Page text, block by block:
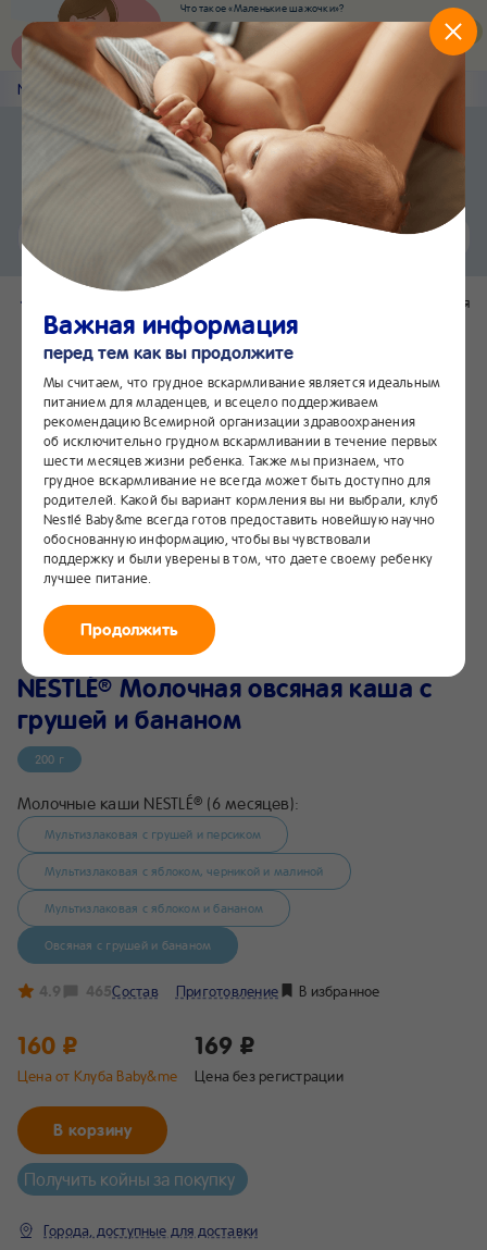
Что такое «Маленькие шажочки»?
Наш новый суперсервис для отслеживания
развития вашего малыша
Попробовать сейчас
Nestlé Baby &me NESTLÉ®
Приложение Nestlé Baby&me
Еще быстрее и удобнее
Установить
Чат24/7
160 ₽
Цена от Клуба Baby&me
169 ₽
Цена без регистрации
В корзину
Получить койны за покупку
Города, доступные для доставки
NESTLÉ®Молочная овсяная каша с
грушей и бананом
4.9 465Состав Приготовление
Поделиться
В избранное
200 г
Молочные каши NESTLÉ® (6 месяцев):
Мультизлаковая с грушей и персиком
Мультизлаковая с яблоком, черникой и малиной
Мультизлаковая с яблоком и бананом
Овсяная с грушей и бананом
Важная информация
перед тем как вы продолжите
Мы считаем, что грудное вскармливание является идеальным
питанием для младенцев, и всецело поддерживаем
рекомендацию Всемирной организации здравоохранения
об исключительно грудном вскармливании в течение первых
шести месяцев жизни ребенка. Также мы признаем, что
грудное вскармливание не всегда может быть доступно для
родителей. Какой бы вариант кормления вы ни выбрали, клуб
Nestlé Baby&me всегда готов предоставить новейшую научно
обоснованную информацию, чтобы вы чувствовали
поддержку и были уверены в том, что даете своему ребенку
лучшее питание.
Продолжить